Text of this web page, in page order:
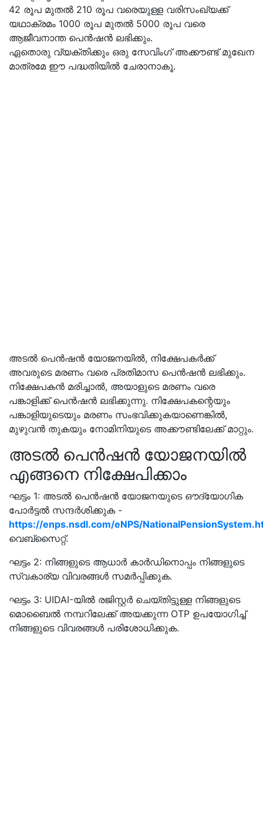
42 രൂപ മുതല്‍ 210 രൂപ വരെയുള്ള വരിസംഖ്യക്ക്
യഥാക്രമം 1000 രൂപ മുതല്‍ 5000 രൂപ വരെ
ആജീവനാന്ത പെന്‍ഷന്‍ ലഭിക്കും.
ഏതൊരു വ്യക്തിക്കും ഒരു സേവിംഗ് അക്കൗണ്ട് മുഖേന
മാത്രമേ ഈ പദ്ധതിയില്‍ ചേരാനാകൂ.
അടല്‍ പെന്‍ഷന്‍ യോജനയില്‍, നിക്ഷേപകര്‍ക്ക്
അവരുടെ മരണം വരെ പ്രതിമാസ പെന്‍ഷന്‍ ലഭിക്കും.
നിക്ഷേപകന്‍ മരിച്ചാല്‍, അയാളുടെ മരണം വരെ
പങ്കാളിക്ക് പെന്‍ഷന്‍ ലഭിക്കുന്നു. നിക്ഷേപകന്റെയും
പങ്കാളിയുടെയും മരണം സംഭവിക്കുകയാണെങ്കില്‍,
മുഴുവന്‍ തുകയും നോമിനിയുടെ അക്കൗണ്ടിലേക്ക് മാറ്റും.
അടല്‍ പെന്‍ഷന്‍ യോജനയില്‍
എങ്ങനെ നിക്ഷേപിക്കാം
ഘട്ടം 1: അടല്‍ പെന്‍ഷന്‍ യോജനയുടെ ഔദ്യോഗിക
പോര്‍ട്ടല്‍ സന്ദര്‍ശിക്കുക -
https://enps.nsdl.com/eNPS/
വെബ്‌സൈറ്റ്.
ഘട്ടം 2: നിങ്ങളുടെ ആധാര്‍ കാര്‍ഡിനൊപ്പം നിങ്ങളുടെ
സ്വകാര്യ വിവരങ്ങള്‍ സമര്‍പ്പിക്കുക.
ഘട്ടം 3: UIDAI-യില്‍ രജിസ്റ്റര്‍ ചെയ്തിട്ടുള്ള നിങ്ങളുടെ
മൊബൈല്‍ നമ്പറിലേക്ക് അയക്കുന്ന OTP ഉപയോഗിച്ച്
നിങ്ങളുടെ വിവരങ്ങള്‍ പരിശോധിക്കുക.